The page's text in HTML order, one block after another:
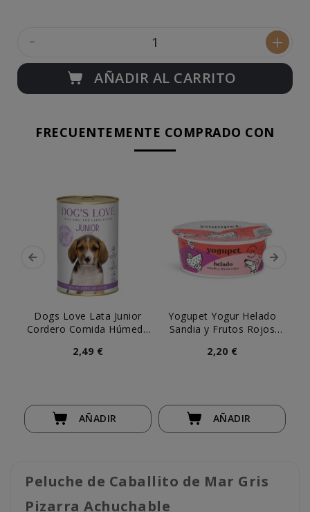
- +
AÑADIR AL CARRITO
FRECUENTEMENTE COMPRADO CON
Dogs Love Lata Junior
Cordero Comida Húmeda
2,49 €
AÑADIR
Yogupet Yogur Helado
Sandia y Frutos Rojos
2,20 €
AÑADIR
Peluche de Caballito de Mar Gris
Pizarra Achuchable